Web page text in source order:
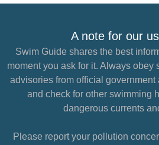
A note for our
Swim Guide shares the best
moment you ask for it. Always obey
advisories from official government
and check for other swimming
dangerous currents
Please report your pollution